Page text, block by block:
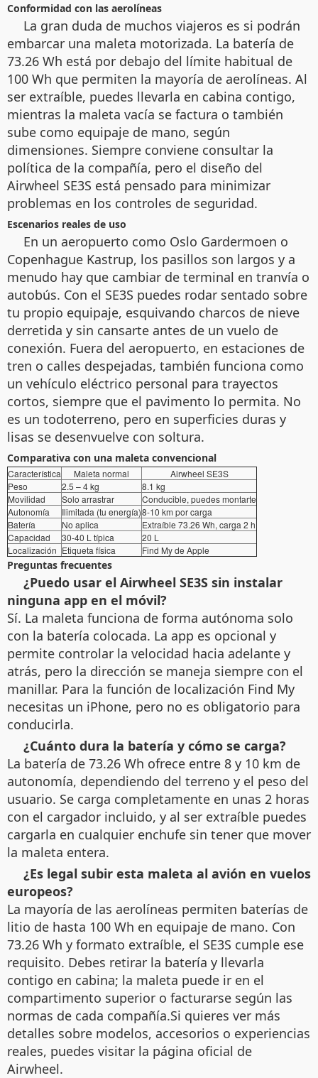
Conformidad con las aerolíneas
La gran duda de muchos viajeros es si podrán
embarcar una maleta motorizada. La batería de
73.26 Wh está por debajo del límite habitual de
100 Wh que permiten la mayoría de aerolíneas. Al
ser extraíble, puedes llevarla en cabina contigo,
mientras la maleta vacía se factura o también
sube como equipaje de mano, según
dimensiones. Siempre conviene consultar la
política de la compañía, pero el diseño del
Airwheel SE3S está pensado para minimizar
problemas en los controles de seguridad.
Escenarios reales de uso
En un aeropuerto como Oslo Gardermoen o
Copenhague Kastrup, los pasillos son largos y a
menudo hay que cambiar de terminal en tranvía o
autobús. Con el SE3S puedes rodar sentado sobre
tu propio equipaje, esquivando charcos de nieve
derretida y sin cansarte antes de un vuelo de
conexión. Fuera del aeropuerto, en estaciones de
tren o calles despejadas, también funciona como
un vehículo eléctrico personal para trayectos
cortos, siempre que el pavimento lo permita. No
es un todoterreno, pero en superficies duras y
lisas se desenvuelve con soltura.
Comparativa con una maleta convencional
Característica Maleta normal
Airwheel SE3S
Peso
2.5 – 4 kg
8.1 kg
Movilidad
Solo arrastrar
Conducible, puedes montarte
Autonomía
Ilimitada (tu energía)8-10 km por carga
Batería
No aplica
Extraíble 73.26 Wh, carga 2 h
Capacidad
30-40 L típica
20 L
Localización Etiqueta física Find My de Apple
Preguntas frecuentes
¿Puedo usar el Airwheel SE3S sin instalar
ninguna app en el móvil?
Sí. La maleta funciona de forma autónoma solo
con la batería colocada. La app es opcional y
permite controlar la velocidad hacia adelante y
atrás, pero la dirección se maneja siempre con el
manillar. Para la función de localización Find My
necesitas un iPhone, pero no es obligatorio para
conducirla.
¿Cuánto dura la batería y cómo se carga?
La batería de 73.26 Wh ofrece entre 8 y 10 km de
autonomía, dependiendo del terreno y el peso del
usuario. Se carga completamente en unas 2 horas
con el cargador incluido, y al ser extraíble puedes
cargarla en cualquier enchufe sin tener que mover
la maleta entera.
¿Es legal subir esta maleta al avión en vuelos
europeos?
La mayoría de las aerolíneas permiten baterías de
litio de hasta 100 Wh en equipaje de mano. Con
73.26 Wh y formato extraíble, el SE3S cumple ese
requisito. Debes retirar la batería y llevarla
contigo en cabina; la maleta puede ir en el
compartimento superior o facturarse según las
normas de cada compañía.Si quieres ver más
detalles sobre modelos, accesorios o experiencias
reales, puedes visitar la página oficial de
Airwheel.